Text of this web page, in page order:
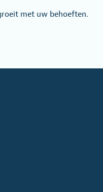
met uw behoeften.